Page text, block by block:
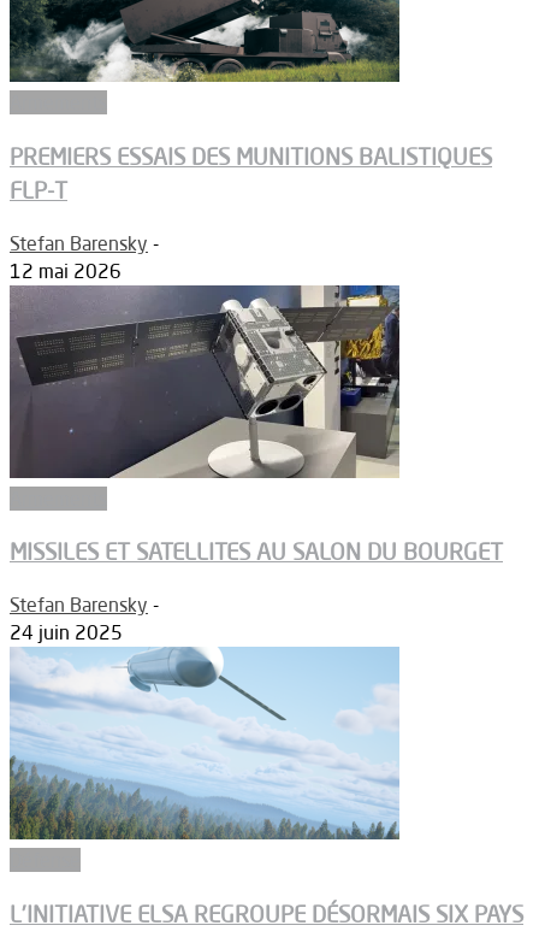
PREMIERS ESSAIS DES MUNITIONS BALISTIQUES
FLP-T
Stefan Barensky -
12 mai 2026
MISSILES ET SATELLITES AU SALON DU BOURGET
Stefan Barensky -
24 juin 2025
L’INITIATIVE ELSA REGROUPE DÉSORMAIS SIX PAYS